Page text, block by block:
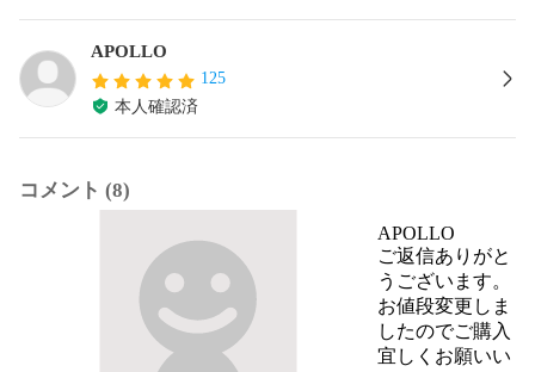
APOLLO
125
本人確認済
コメント (8)
APOLLO
ご返信ありがと
うございます。
お値段変更しま
したのでご購入
宜しくお願いい